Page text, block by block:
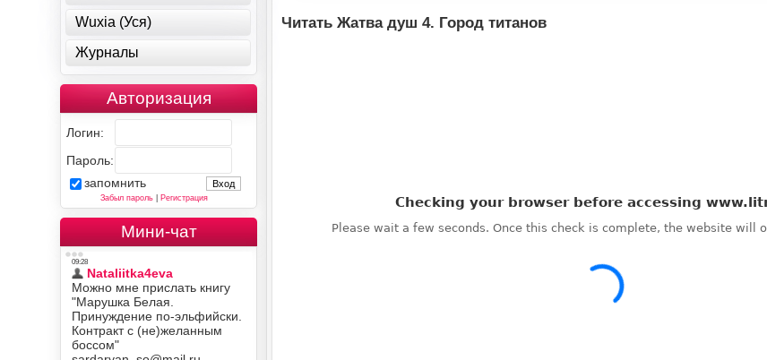
Читать Жатва душ 4. Город титанов
Wuxia (Уся)
Журналы
Авторизация
Логин:
Пароль:
запомнить
Забыл пароль| Регистрация
Мини-чат